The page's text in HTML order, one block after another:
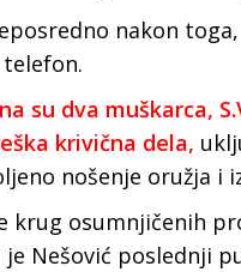
nakon
su dva muškarca,
krivična dela,
nošenje oružja i
krug osumnjičenih
je Nešović poslednji